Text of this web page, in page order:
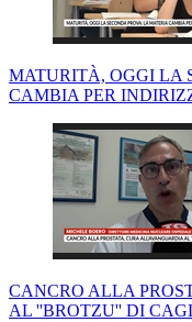
MATURITÀ, OGGI LA
CAMBIA PER
CANCRO ALLA
AL ''BROTZU'' DI